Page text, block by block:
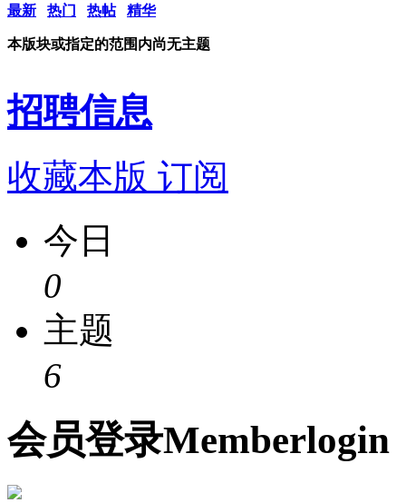
最新
热门 热帖 精华
本版块或指定的范围内尚无主题
招聘信息
收藏本版 订阅
今日
0
主题
6
会员登录Memberlogin